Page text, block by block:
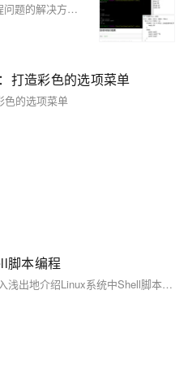
本文提供了几个Linux shell脚本编程问题的解决方案，包括转置文件内容、统计词频、验证有效电话号码和提取文件的第十行，每个问题都给出了至少一种实现方法。
打造彩色的选项菜单
色的选项菜单
脚本编程
【10月更文挑战第24天】本文将深入浅出地介绍Linux系统中Shell脚本的基础知识和实用技巧，帮助读者从零开始学习编写Shell脚本。通过本文的学习，你将能够掌握Shell脚本的基本语法、变量使用、流程控制以及函数定义等核心概念，并学会如何将这些知识应用于实际问题解决中。文章还将展示几个实用的Shell脚本例子，以加深对知识点的理解和应用。无论你是运维人员还是软件开发者，这篇文章都将为你提供强大的Linux自动化工具。